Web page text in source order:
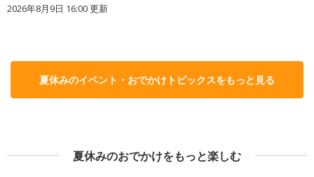
2026年8月9日 16:00更新
夏休みのイベント・おでかけトピックスをもっと見る
夏休みのおでかけをもっと楽しむ